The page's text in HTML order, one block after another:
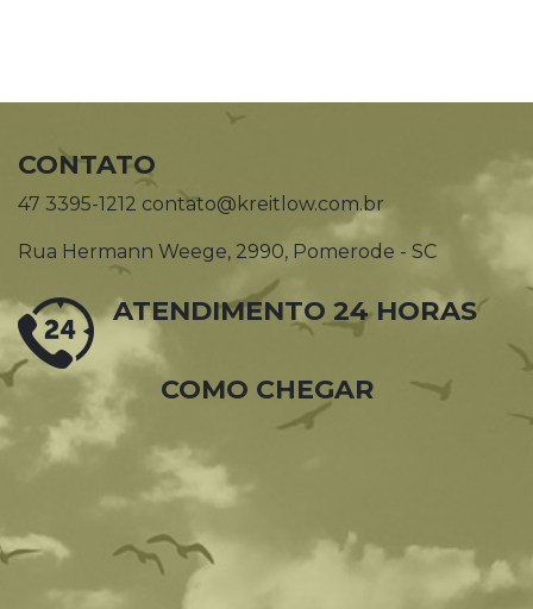
CONTATO
47 3395-1212 contato@kreitlow.com.br
Rua Hermann Weege, 2990, Pomerode - SC
ATENDIMENTO 24 HORAS
COMO CHEGAR